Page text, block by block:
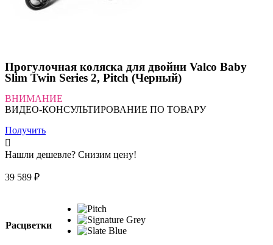
Прогулочная коляска для двойни Valco Baby
Slim Twin Series 2, Pitch (Черный)
ВНИМАНИЕ
ВИДЕО-КОНСУЛЬТИРОВАНИЕ ПО ТОВАРУ
Получить
Нашли дешевле? Снизим цену!
39 589 ₽
Расцветки